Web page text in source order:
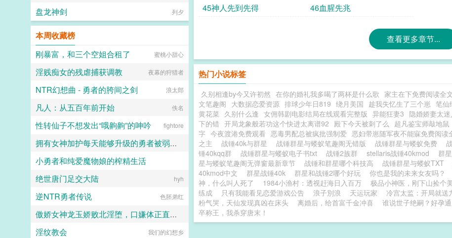
45神人先到先得
46血腥先兆
查看更多章节...
热门小说标签
久别相逢by今又许初然 在你的婚礼我多喝了两杯是什么歌 家主在下免费阅读全
文笔趣阁 大数据恋爱资源 排球少年日819 绕月美国 趁我失忆生了三个崽 笔仙
黄花菜 久别什么逢 女佣韩剧电影结局在线观看完整版 异能狂妻3 隐婚娇妻太
下的错 开局龙象般若功这个快进太离谱92 殿下今天被刺了么 超凡鉴宝师敲地鼠
字 今夜渡港免费观看 恶毒男配总被疯批强制爱 恶妇带崽随军夜不能寐免费阅读
之主
战锤40k与群星 战锤群星与蝼蚁笔趣阁无错版 战锤群星与蝼蚁免费
锤40kqq群
战锤群星与蝼蚁电子书txt 战锤2族群 stellaris战锤40kmod 群
星与蝼蚁笔趣阁无弹窗最新章节
战锤和群星哪个科技高 战锤群星与蝼蚁TXT
40kmod中文
群星战锤40k 群星和战锤2哪个好玩 你也是我的未来女友吗？
神，什么叫人死了
1984小渔村：透视赶海日入百万 极品小神医，刚下山捡个
练成
只有我能看见恋爱游戏公告 浪子別浪 天运玩家 冷宫太监：开局就送
粉气哭，天仙发现真凶在床头
离婚后，给首富千金冲喜 谁说世子绝嗣？好孕
卒称王，我杀穿唐末！
营十年，趁着新帝即位，使巧计拿回
姓名回到皇宫。 只时运不济，撞
上嫔妃们暗斗，被贤妃当作添堵的玩
意儿，指给面善心妒的胡婕妤。
盈桃立时低掩一张娇面，决定韬光养
晦，静待时机。 她从不打扮招展
会傻傻的笑脸相迎。 终
盈六宫。 莺莺燕燕如蝶飞，
踏足。 逼得胡婕妤要在自己宫中
心。 于是胡婕妤的目光落在
明远帝记得毓秀宫中，有个小宫女格
姿，令人生怜。笑时眉如弯月，尤其
情的梨涡，似盈满了两汪春水，婉转
心。 直到红烛金帐中，明远
上，也有两个盈满春水的涡。 几
宫女受了极大的委屈，杏眼泪濛濛，
盘龙神剑 列夕
本周收藏榜
刚暴富，和三个空姐合租了
蜜桃小甜心
淫贱痴女的残虐捕获调教 夜幕的狩猎者
NTR幻想曲 - 勇者的胯间之剑 浪太郎
凡人：从五百年前开始 佚名
性转仙子不想发出“哦齁齁”的呻吟 fightore
拥有女神加护每天能够升级的勇者被弱小却点满了吸取能力的魅魔当成自助等级提取机器饲养
小勇者和纯爱魔物娘的榨精生活
用户7843743880
绝世唐门足交大陆 hyh
逆NTR勇者传说 色胚弟红
傲娇女神龙玉娇败北淫堕，口嫌体正直的沦为共生体的俘虏苗床
清酒
淫纹教会 我们的幻想乡